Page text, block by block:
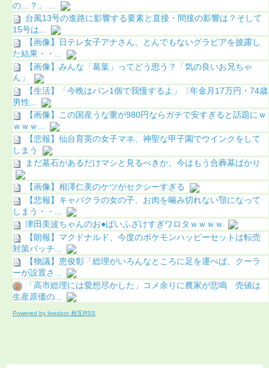
の…？」 ...
台風13号の進路に影響する要素と直接・間接の影響は？そして
15号は...
【画像】日テレ女子アナさん、とんでもないグラビアを披露し
た結果・・...
【画像】みんな「葛葉」ってどう思う？「気の良いお兄ちゃ
ん」
【生活】「今晩はパン1個で我慢するよ」〈年金月17万円・74歳
男性...
【画像】この国産うな重が980円ならガチで安すぎると話題にｗ
ｗｗｗ...
【悲報】仙台育英の女子マネ、神聖な甲子園でウインクをして
しまう
まだ墓石があるだけマシと見るべきか。今はもう合葬墓ばかり
【画像】相澤仁美のケツがセクシーすぎる
【悲報】キャバクラの女の子、お肉を噛み切れない顎になって
しまう・・...
津田美波ちゃんのお●ぱいふざけすぎワロタｗｗｗｗ
【朗報】マクドナルド、今度のポケモンハッピーセットは転売
対策バッチ...
【物議】恵俊彰「総理がいろんなところに足を運べば、クーラ
ーが設置さ...
「高市総理には愛想尽かした」コメ余りに農家が悲鳴 売値は
生産原価の...
Powered by livedoor 相互RSS